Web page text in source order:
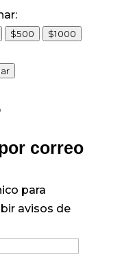
$500 $1000
correo
para
avisos de